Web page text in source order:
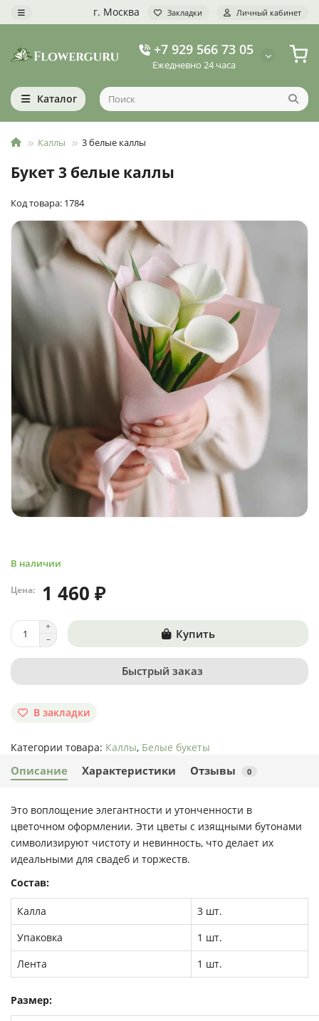
г. Москва Закладки Личный кабинет
+7 929 566 73 05
Ежедневно 24 часа
Каталог
Каллы 3 белые каллы
Букет 3 белые каллы
Код товара: 1784
В наличии
Цена: 1 460 ₽
Купить
Быстрый заказ
В закладки
Категории товара: Каллы, Белые букеты
Описание Характеристики Отзывы 0
Это воплощение элегантности и утонченности в
цветочном оформлении. Эти цветы с изящными бутонами
символизируют чистоту и невинность, что делает их
идеальными для свадеб и торжеств.
Состав:
Калла
3 шт.
Упаковка
1 шт.
Лента
1 шт.
Размер: